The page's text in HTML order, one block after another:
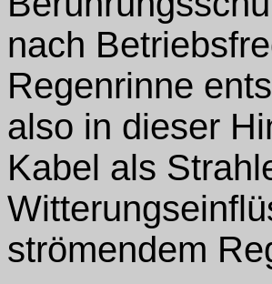
nach
Regenrinne
also in dieser
Kabel als
strömendem